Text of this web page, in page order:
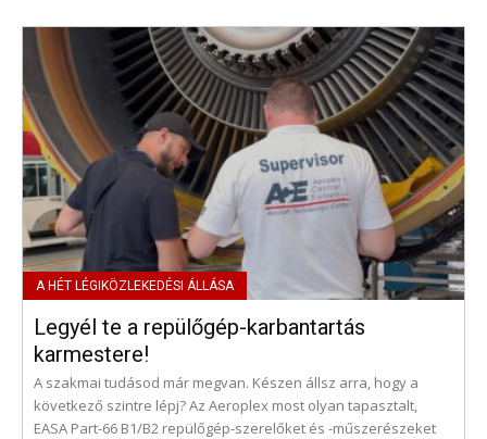
Legyél te a repülőgép-karbantartás
karmestere!
A szakmai tudásod már megvan. Készen állsz arra, hogy a
következő szintre lépj? Az Aeroplex most olyan tapasztalt,
EASA Part-66 B1/B2 repülőgép-szerelőket és -műszerészeket